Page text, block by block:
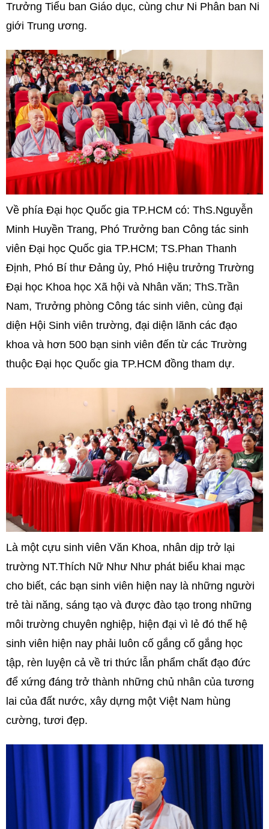
Trưởng Tiểu ban Giáo dục, cùng chư Ni Phân ban Ni
giới Trung ương.
Về phía Đại học Quốc gia TP.HCM có: ThS.Nguyễn
Minh Huyền Trang, Phó Trưởng ban Công tác sinh
viên Đại học Quốc gia TP.HCM; TS.Phan Thanh
Định, Phó Bí thư Đảng ủy, Phó Hiệu trưởng Trường
Đại học Khoa học Xã hội và Nhân văn; ThS.Trần
Nam, Trưởng phòng Công tác sinh viên, cùng đại
diện Hội Sinh viên trường, đại diện lãnh các đạo
khoa và hơn 500 bạn sinh viên đến từ các Trường
thuộc Đại học Quốc gia TP.HCM đồng tham dự.
Là một cựu sinh viên Văn Khoa, nhân dịp trở lại
trường NT.Thích Nữ Như Như phát biểu khai mạc
cho biết, các bạn sinh viên hiện nay là những người
trẻ tài năng, sáng tạo và được đào tạo trong những
môi trường chuyên nghiệp, hiện đại vì lẻ đó thế hệ
sinh viên hiện nay phải luôn cố gắng cố gắng học
tập, rèn luyện cả về tri thức lẫn phẩm chất đạo đức
để xứng đáng trở thành những chủ nhân của tương
lai của đất nước, xây dựng một Việt Nam hùng
cường, tươi đẹp.